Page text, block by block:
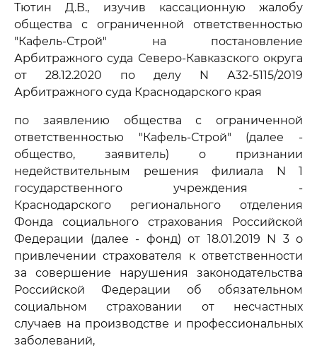
Тютин Д.В., изучив кассационную жалобу
общества с ограниченной ответственностью
"Кафель-Строй" на постановление
Арбитражного суда Северо-Кавказского округа
от 28.12.2020 по делу N А32-5115/2019
Арбитражного суда Краснодарского края
по заявлению общества с ограниченной
ответственностью "Кафель-Строй" (далее -
общество, заявитель) о признании
недействительным решения филиала N 1
государственного учреждения -
Краснодарского регионального отделения
Фонда социального страхования Российской
Федерации (далее - фонд) от 18.01.2019 N 3 о
привлечении страхователя к ответственности
за совершение нарушения законодательства
Российской Федерации об обязательном
социальном страховании от несчастных
случаев на производстве и профессиональных
заболеваний,